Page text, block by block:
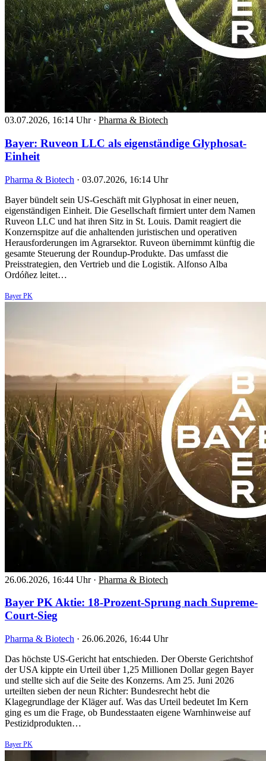
03.07.2026, 16:14 Uhr · Pharma & Biotech
Bayer: Ruveon LLC als eigenständige Glyphosat-
Einheit
Pharma & Biotech · 03.07.2026, 16:14 Uhr
Bayer bündelt sein US-Geschäft mit Glyphosat in einer neuen,
eigenständigen Einheit. Die Gesellschaft firmiert unter dem Namen
Ruveon LLC und hat ihren Sitz in St. Louis. Damit reagiert die
Konzernspitze auf die anhaltenden juristischen und operativen
Herausforderungen im Agrarsektor. Ruveon übernimmt künftig die
gesamte Steuerung der Roundup-Produkte. Das umfasst die
Preisstrategien, den Vertrieb und die Logistik. Alfonso Alba
Ordóñez leitet…
Bayer PK
26.06.2026, 16:44 Uhr · Pharma & Biotech
Bayer PK Aktie: 18-Prozent-Sprung nach Supreme-
Court-Sieg
Pharma & Biotech · 26.06.2026, 16:44 Uhr
Das höchste US-Gericht hat entschieden. Der Oberste Gerichtshof
der USA kippte ein Urteil über 1,25 Millionen Dollar gegen Bayer
und stellte sich auf die Seite des Konzerns. Am 25. Juni 2026
urteilten sieben der neun Richter: Bundesrecht hebt die
Klagegrundlage der Kläger auf. Was das Urteil bedeutet Im Kern
ging es um die Frage, ob Bundesstaaten eigene Warnhinweise auf
Pestizidprodukten…
Bayer PK